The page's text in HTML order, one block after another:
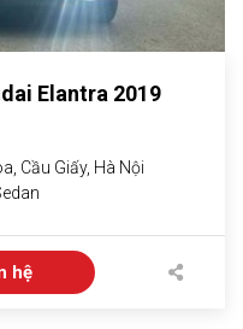
Elantra 2019
Cầu Giấy, Hà Nội
hệ